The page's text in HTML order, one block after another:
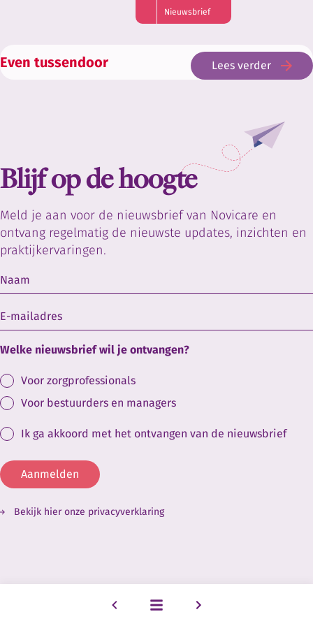
Nieuwsbrief
Even tussendoor Lees verder
Blijf op de hoogte
Meld je aan voor de nieuwsbrief van Novicare en
ontvang regelmatig de nieuwste updates, inzichten en
praktijkervaringen.
Welke nieuwsbrief wil je ontvangen?
Voor zorgprofessionals
Voor bestuurders en managers
Ik ga akkoord met het ontvangen van de nieuwsbrief
Aanmelden
Bekijk hier onze privacyverklaring